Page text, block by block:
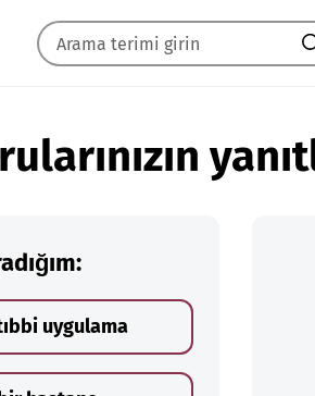
uygulama